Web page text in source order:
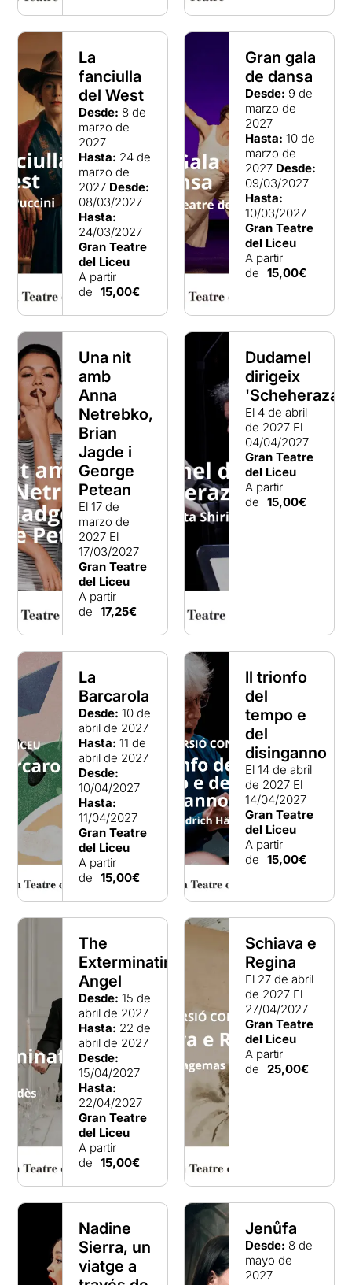
La
fanciulla
del West
Desde: 8 de
marzo de
2027
Hasta: 24 de
marzo de
2027 Desde:
08/03/2027
Hasta:
24/03/2027
Gran Teatre
del Liceu
A partir
de 15,00€
Gran gala
de dansa
Desde: 9 de
marzo de
2027
Hasta: 10 de
marzo de
2027 Desde:
09/03/2027
Hasta:
10/03/2027
Gran Teatre
del Liceu
A partir
de 15,00€
Una nit
amb
Anna
Netrebko,
Brian
Jagde i
George
Petean
El 17 de
marzo de
2027 El
17/03/2027
Gran Teatre
del Liceu
A partir
de 17,25€
Dudamel
dirigeix
El 4 de abril
de 2027 El
04/04/2027
Gran Teatre
del Liceu
A partir
de 15,00€
La
Barcarola
Desde: 10 de
abril de 2027
Hasta: 11 de
abril de 2027
Desde:
10/04/2027
Hasta:
11/04/2027
Gran Teatre
del Liceu
A partir
de 15,00€
Il trionfo
del
tempo e
del
disinganno
El 14 de abril
de 2027 El
14/04/2027
Gran Teatre
del Liceu
A partir
de 15,00€
The
Exterminating
Angel
Desde: 15 de
abril de 2027
Hasta: 22 de
abril de 2027
Desde:
15/04/2027
Hasta:
22/04/2027
Gran Teatre
del Liceu
A partir
de 15,00€
Schiava e
Regina
El 27 de abril
de 2027 El
27/04/2027
Gran Teatre
del Liceu
A partir
de 25,00€
Nadine
Sierra, un
viatge a
Jenůfa
Desde: 8 de
mayo de
2027